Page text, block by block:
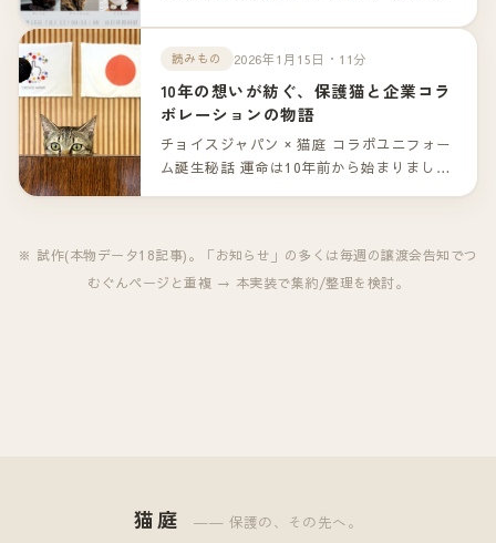
ゃん。（一部掲載）
読みもの 2026年1月15日・11分
10年の想いが紡ぐ、保護猫と企業コラ
ボレーションの物語
チョイスジャパン × 猫庭 コラボユニフォー
ム誕生秘話 運命は10年前から始まりまし
た。 企業として保護猫活動を支援する――
その形は「コラボレーションユニフォー
※ 試作(本物データ18記事)。「お知らせ」の多くは毎週の譲渡会告知でつ
むぐんページと重複 → 本実装で集約/整理を検討。
猫庭 ―― 保護の、その先へ。